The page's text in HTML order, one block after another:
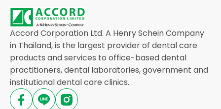
Accord Corporation Ltd. A Henry Schein Company
in Thailand, is the largest provider of dental care
products and services to office-based dental
practitioners, dental laboratories, government and
institutional dental care clinics.